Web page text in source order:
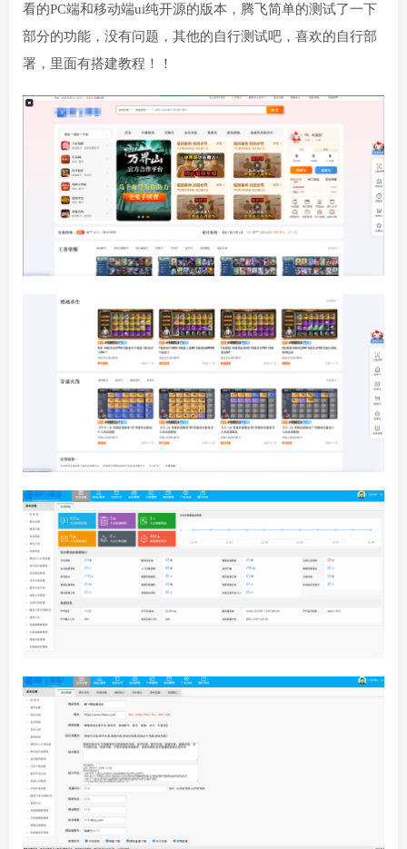
看的PC端和移动端ui纯开源的版本，腾飞简单的测试了一下
部分的功能，没有问题，其他的自行测试吧，喜欢的自行部
署，里面有搭建教程！！